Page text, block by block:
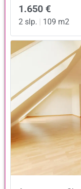
1.650 €
2 slp. | 109 m2